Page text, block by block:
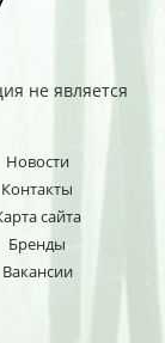
не является
Новости
Контакты
сайта
Бренды
Вакансии